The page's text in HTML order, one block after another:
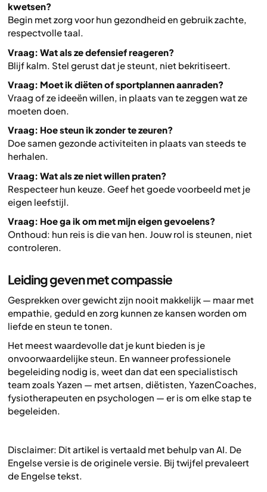
kwetsen?
Begin met zorg voor hun gezondheid en gebruik zachte,
respectvolle taal.
Vraag: Wat als ze defensief reageren?
Blijf kalm. Stel gerust dat je steunt, niet bekritiseert.
Vraag: Moet ik diëten of sportplannen aanraden?
Vraag of ze ideeën willen, in plaats van te zeggen wat ze
moeten doen.
Vraag: Hoe steun ik zonder te zeuren?
Doe samen gezonde activiteiten in plaats van steeds te
herhalen.
Vraag: Wat als ze niet willen praten?
Respecteer hun keuze. Geef het goede voorbeeld met je
eigen leefstijl.
Vraag: Hoe ga ik om met mijn eigen gevoelens?
Onthoud: hun reis is die van hen. Jouw rol is steunen, niet
controleren.
Leiding geven met compassie
Gesprekken over gewicht zijn nooit makkelijk — maar met
empathie, geduld en zorg kunnen ze kansen worden om
liefde en steun te tonen.
Het meest waardevolle dat je kunt bieden is je
onvoorwaardelijke steun. En wanneer professionele
begeleiding nodig is, weet dan dat een specialistisch
team zoals Yazen — met artsen, diëtisten, YazenCoaches,
fysiotherapeuten en psychologen — er is om elke stap te
begeleiden.
Disclaimer: Dit artikel is vertaald met behulp van AI. De
Engelse versie is de originele versie. Bij twijfel prevaleert
de Engelse tekst.